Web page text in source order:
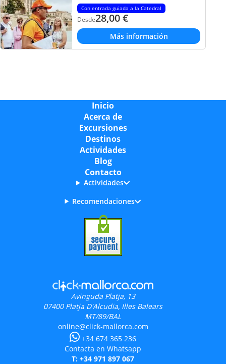
Con entrada guiada a la Catedral
Desde28,00€
Más información
Inicio
Acerca de
Excursiones
Destinos
Actividades
Blog
Contacto
Actividades
Recomendaciones
Avinguda Platja, 13
07400 Platja D'Alcudia, Illes Balears
MT/89/BAL
online@click-mallorca.com
+34 674 365 236
Contacta en Whatsapp
T: +34 971 897 067